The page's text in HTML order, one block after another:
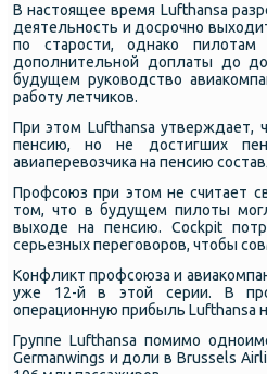
В настоящее время Lufthansa
деятельность и досрочно
по старости, однако
дополнительной доплаты до
будущем руководство
работу летчиков.
При этом Lufthansa утверждает,
пенсию, но не достигших
авиаперевозчика на пенсию
Профсоюз при этом не считает
том, что в будущем пилоты
выходе на пенсию. Cockpit
серьезных переговоров, чтобы
Конфликт профсоюза и
уже 12-й в этой серии. В
операционную прибыль Lufthansa
Группе Lufthansa помимо
Germanwings и доли в Brussels